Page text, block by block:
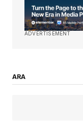
ADVERTISEMENT
ARA